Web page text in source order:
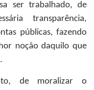
ser trabalhado, de
transparência,
públicas, fazendo
noção daquilo que
de moralizar o